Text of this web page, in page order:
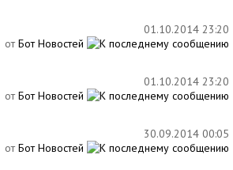
01.10.201423:20
отБот Новостей
01.10.201423:20
отБот Новостей
30.09.201400:05
отБот Новостей